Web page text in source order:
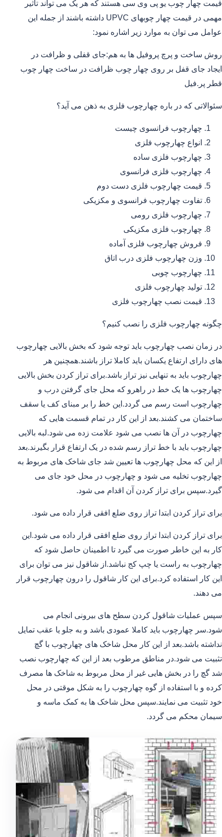
قیمت چهار چوب یو پی وی سی هستند که هر یک می تواند تاثیر
مهمی در قیمت چهار چوبهای UPVC داشته باشند از جمله این
عوامل می توان به موارد زیر اشاره نمود:
روش ساخت و پرچ پروفیل ها به هم:جای قفلی و ظرافت در
ایجاد جای قفل بر روی چهار چوب ظرافت در ساخت چهار چوب
قطر پر.فیل
سئوالاتی که در باره چهارچوب فلزی به ذهن می آید؟
چهارچوب فرانسوی چیست
انواع چهارچوب فلزی
چهارچوب فلزی ساده
چهارچوب فلزی فرانسوی
قیمت چهارچوب فلزی دست دوم
تفاوت چهارچوب فرانسوی و مکزیکی
چهارچوب فلزی رومی
چهارچوب فلزی مکزیکی
فروش چهارچوب فلزی آماده
وزن چهارچوب فلزی درب اتاق
چهارچوب چوبی
تولید چهارچوب فلزی
قیمت نصب چهارچوب فلزی
چگونه چهارچوب فلزی را نصب کنیم؟
در زمان نصب چهارچوب باید توجه شود که بخش بالایی چهارچوب
های دارای ارتفاع یکسان باید کاملا تراز باشند.همچنین هر
چهارچوب باید به تنهایی نیز تراز باشد.برای تراز کردن بخش بالایی
چهارچوب ها یک خط در راهرو که محل جای گرفتن درب و
چهارچوب است رسم می گردد.این خط را بر مبنای کف یا سقف
ساختمان می کشند.بعد از این کار در تمام قسمت هایی که
چهارچوب در آن ها نصب می شود علامت زده می شود.لبه بالایی
چهارچوب باید با خط تراز رسم شده در یک ارتفاع قرار بگیرند.بعد
از این که محل چهارچوب ها تعیین شد جای شاخک های مربوط به
چهارچوب تخلیه می شود و چهارچوب در محل خود جای می
گیرد.سپس برای تراز کردن آن اقدام می شود.
برای تراز کردن ابتدا تراز روی ضلع افقی قرار داده می شود.
برای تراز کردن ابتدا تراز روی ضلع افقی قرار داده می شود.این
کار به این خاطر صورت می گیرد تا اطمینان حاصل شود که
چهارچوب به راست یا چپ کج نباشد.از شاقول نیز می توان برای
این کار استفاده کرد.برای این کار شاقول را درون چهارچوب قرار
می دهند.
سپس عملیات شاقول کردن سطح های بیرونی انجام می
شود.سر چهارچوب باید کاملا عمودی باشد و به جلو یا عقب تمایل
نداشته باشد.بعد از این کار محل شاخک های چهارچوب با گچ
تثبیت می شود.در مناطق مرطوب بعد از این که چهارچوب نصب
شد گچ را در بخش هایی غیر از محل مربوط به شاخک ها مصرف
کرده و با استفاده از گوه چهارچوب را به شکل موقتی در محل
خود تثبیت می نمایند.سپس محل شاخک ها به کمک ماسه و
سیمان محکم می گردد.